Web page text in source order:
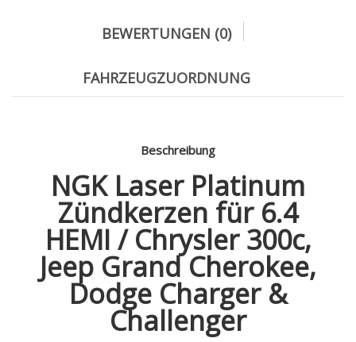
BEWERTUNGEN (0)
FAHRZEUGZUORDNUNG
Beschreibung
NGK Laser Platinum
Zündkerzen für 6.4
HEMI / Chrysler 300c,
Jeep Grand Cherokee,
Dodge Charger &
Challenger